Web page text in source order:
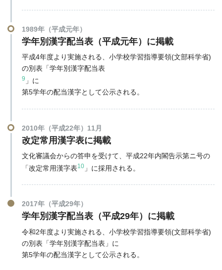
1989年（平成元年）
学年別漢字配当表（平成元年）に掲載
平成4年度より実施される、小学校学習指導要領(文部科学省)
の別表「学年別漢字配当表
9 」に
第5学年の配当漢字として公示される。
2010年（平成22年）11月
改定常用漢字表に掲載
文化審議会からの答申を受けて、平成22年内閣告示第ニ号の
「改定常用漢字表10」に採用される。
2017年（平成29年）
学年別漢字配当表（平成29年）に掲載
令和2年度より実施される、小学校学習指導要領(文部科学省)
の別表「学年別漢字配当表」に
第5学年の配当漢字として公示される。